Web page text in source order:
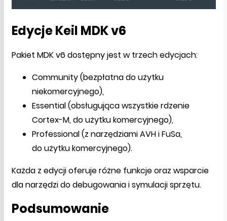
Edycje Keil MDK v6
Pakiet MDK v6 dostępny jest w trzech edycjach:
Community (bezpłatna do użytku
niekomercyjnego),
Essential (obsługująca wszystkie rdzenie
Cortex-M, do użytku komercyjnego),
Professional (z narzędziami AVH i FuSa,
do użytku komercyjnego).
Każda z edycji oferuje różne funkcje oraz wsparcie
dla narzędzi do debugowania i symulacji sprzętu.
Podsumowanie